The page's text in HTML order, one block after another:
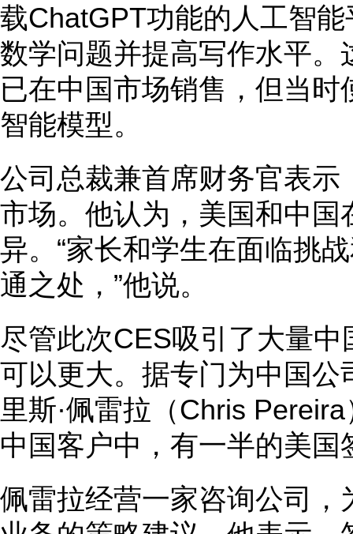
载ChatGPT功能的人工智
数学问题并提高写作水平
已在中国市场销售，但当
智能模型。
公司总裁兼首席财务官表
市场。他认为，美国和中
异。“家长和学生在面临挑
通之处，”他说。
尽管此次CES吸引了大量
可以更大。据专门为中国
里斯·佩雷拉（Chris
中国客户中，有一半的美国
佩雷拉经营一家咨询公司